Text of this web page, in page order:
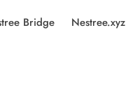
Bridge Nestree.xyz